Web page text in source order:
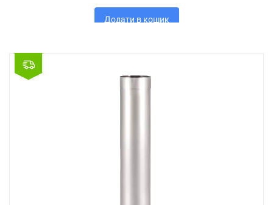
Додати в кошик